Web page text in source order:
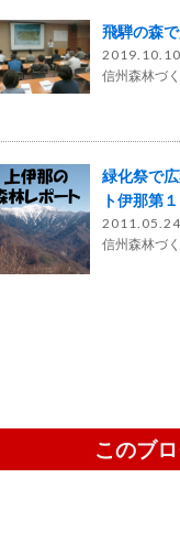
飛騨の森
2019.10.10
信州森林づ
緑化祭で
ト伊那第
2011.05.24
信州森林づ
このブ